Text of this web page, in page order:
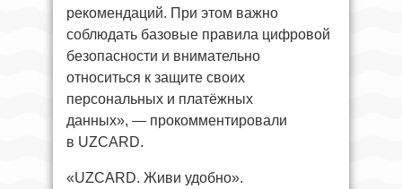
рекомендаций. При этом важно
соблюдать базовые правила цифровой
безопасности и внимательно
относиться к защите своих
персональных и платёжных
данных», — прокомментировали
в UZCARD.
«UZCARD. Живи удобно».